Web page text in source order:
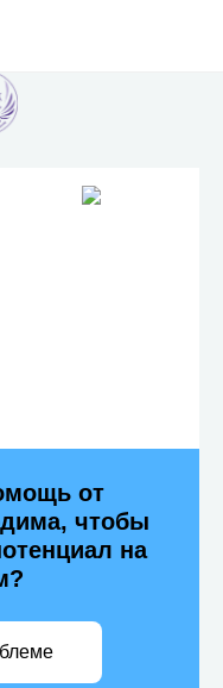
от
чтобы
на